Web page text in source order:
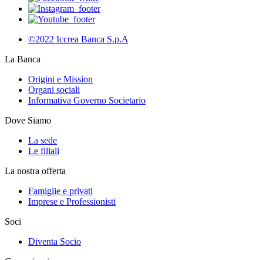
©2022 Iccrea Banca S.p.A
La Banca
Origini e Mission
Organi sociali
Informativa Governo Societario
Dove Siamo
La sede
Le filiali
La nostra offerta
Famiglie e privati
Imprese e Professionisti
Soci
Diventa Socio